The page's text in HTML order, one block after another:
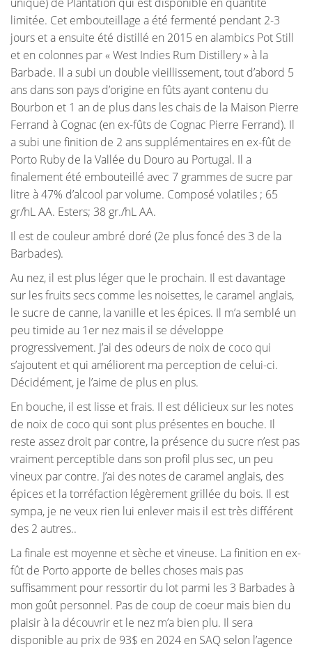
limitée. Cet embouteillage a été fermenté pendant 2-3
jours et a ensuite été distillé en 2015 en alambics Pot Still
et en colonnes par « West Indies Rum Distillery » à la
Barbade. Il a subi un double vieillissement, tout d’abord 5
ans dans son pays d’origine en fûts ayant contenu du
Bourbon et 1 an de plus dans les chais de la Maison Pierre
Ferrand à Cognac (en ex-fûts de Cognac Pierre Ferrand). Il
a subi une finition de 2 ans supplémentaires en ex-fût de
Porto Ruby de la Vallée du Douro au Portugal. Il a
finalement été embouteillé avec 7 grammes de sucre par
litre à 47% d’alcool par volume. Composé volatiles ; 65
gr/hL AA. Esters; 38 gr./hL AA.
Il est de couleur ambré doré (2e plus foncé des 3 de la
Barbades).
Au nez, il est plus léger que le prochain. Il est davantage
sur les fruits secs comme les noisettes, le caramel anglais,
le sucre de canne, la vanille et les épices. Il m’a semblé un
peu timide au 1er nez mais il se développe
progressivement. J’ai des odeurs de noix de coco qui
s’ajoutent et qui améliorent ma perception de celui-ci.
Décidément, je l’aime de plus en plus.
En bouche, il est lisse et frais. Il est délicieux sur les notes
de noix de coco qui sont plus présentes en bouche. Il
reste assez droit par contre, la présence du sucre n’est pas
vraiment perceptible dans son profil plus sec, un peu
vineux par contre. J’ai des notes de caramel anglais, des
épices et la torréfaction légèrement grillée du bois. Il est
sympa, je ne veux rien lui enlever mais il est très différent
des 2 autres..
La finale est moyenne et sèche et vineuse. La finition en ex-
fût de Porto apporte de belles choses mais pas
suffisamment pour ressortir du lot parmi les 3 Barbades à
mon goût personnel. Pas de coup de coeur mais bien du
plaisir à la découvrir et le nez m’a bien plu. Il sera
disponible au prix de 93$ en 2024 en SAQ selon l’agence